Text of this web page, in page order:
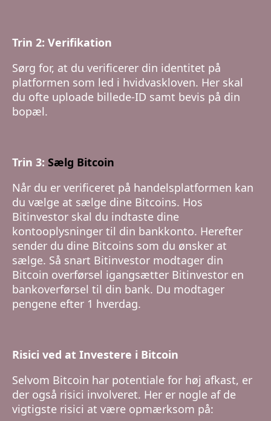
Trin 2: Verifikation
Sørg for, at du verificerer din identitet på
platformen som led i hvidvaskloven. Her skal
du ofte uploade billede-ID samt bevis på din
bopæl.
Trin 3: Sælg Bitcoin
Når du er verificeret på handelsplatformen kan
du vælge at sælge dine Bitcoins. Hos
Bitinvestor skal du indtaste dine
kontooplysninger til din bankkonto. Herefter
sender du dine Bitcoins som du ønsker at
sælge. Så snart Bitinvestor modtager din
Bitcoin overførsel igangsætter Bitinvestor en
bankoverførsel til din bank. Du modtager
pengene efter 1 hverdag.
Risici ved at Investere i Bitcoin
Selvom Bitcoin har potentiale for høj afkast, er
der også risici involveret. Her er nogle af de
vigtigste risici at være opmærksom på: